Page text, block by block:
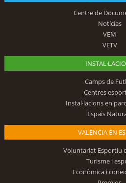
Centre de
Notícies
VEM
VETV
Camps de
Centres
Instal·lacions en
Espais
VALÈNCIA EN
Voluntariat Esportiu
Turisme i
Econòmica i